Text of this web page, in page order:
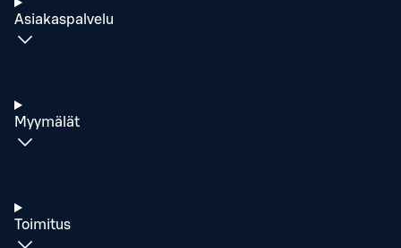
Asiakaspalvelu
Myymälät
Toimitus